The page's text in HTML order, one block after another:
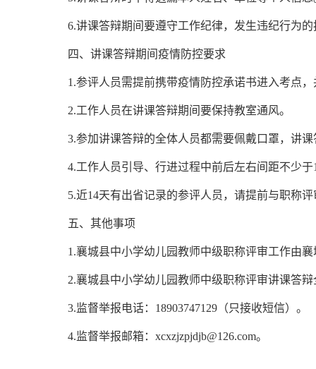
6.讲课答辩期间要遵守工作纪律，发生违纪行为
四、讲课答辩期间疫情防控要求
1.参评人员需提前携带疫情防控承诺书进入考点
2.工作人员在讲课答辩期间要保持教室通风。
3.参加讲课答辩的全体人员都需要佩戴口罩，讲
4.工作人员引导、行进过程中前后左右间距不少于
5.近14天有出省记录的参评人员，请提前与职称
五、其他事项
1.襄城县中小学幼儿园教师中级职称评审工作由
2.襄城县中小学幼儿园教师中级职称评审讲课答
3.监督举报电话：18903747129（只接收短信）。
4.监督举报邮箱：xcxzjzpjdjb@126.com。